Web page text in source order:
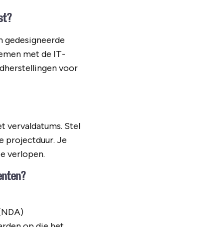
gedesigneerde
met de IT-
voor
vervaldatums. Stel
projectduur. Je
verlopen.